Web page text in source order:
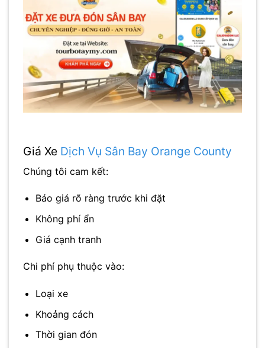
Giá Xe Dịch Vụ Sân Bay Orange County
Chúng tôi cam kết:
Báo giá rõ ràng trước khi đặt
Không phí ẩn
Giá cạnh tranh
Chi phí phụ thuộc vào:
Loại xe
Khoảng cách
Thời gian đón